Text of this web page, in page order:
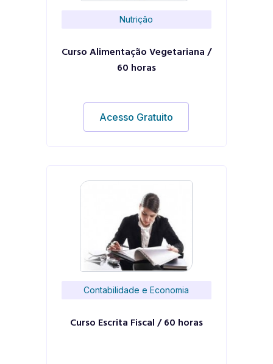
Nutrição
Curso Alimentação Vegetariana /
60 horas
Acesso Gratuito
Contabilidade e Economia
Curso Escrita Fiscal / 60 horas